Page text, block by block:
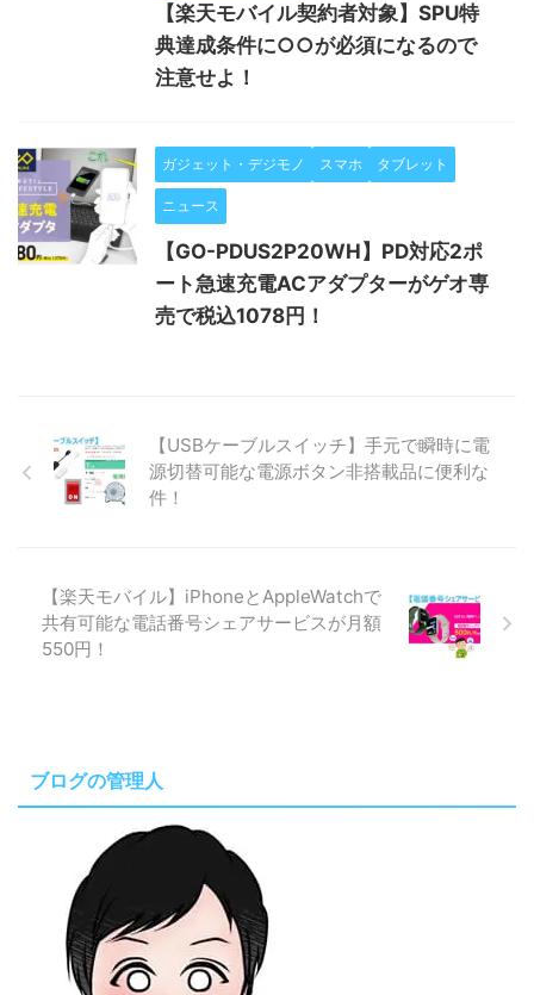
【楽天モバイル契約者対象】SPU特
典達成条件に○○が必須になるので
注意せよ！
ガジェット・デジモノ スマホ タブレット
ニュース
【GO-PDUS2P20WH】PD対応2ポ
ート急速充電ACアダプターがゲオ専
売で税込1078円！
【USBケーブルスイッチ】手元で瞬時に電
源切替可能な電源ボタン非搭載品に便利な
件！
【楽天モバイル】iPhoneとAppleWatchで
共有可能な電話番号シェアサービスが月額
550円！
ブログの管理人